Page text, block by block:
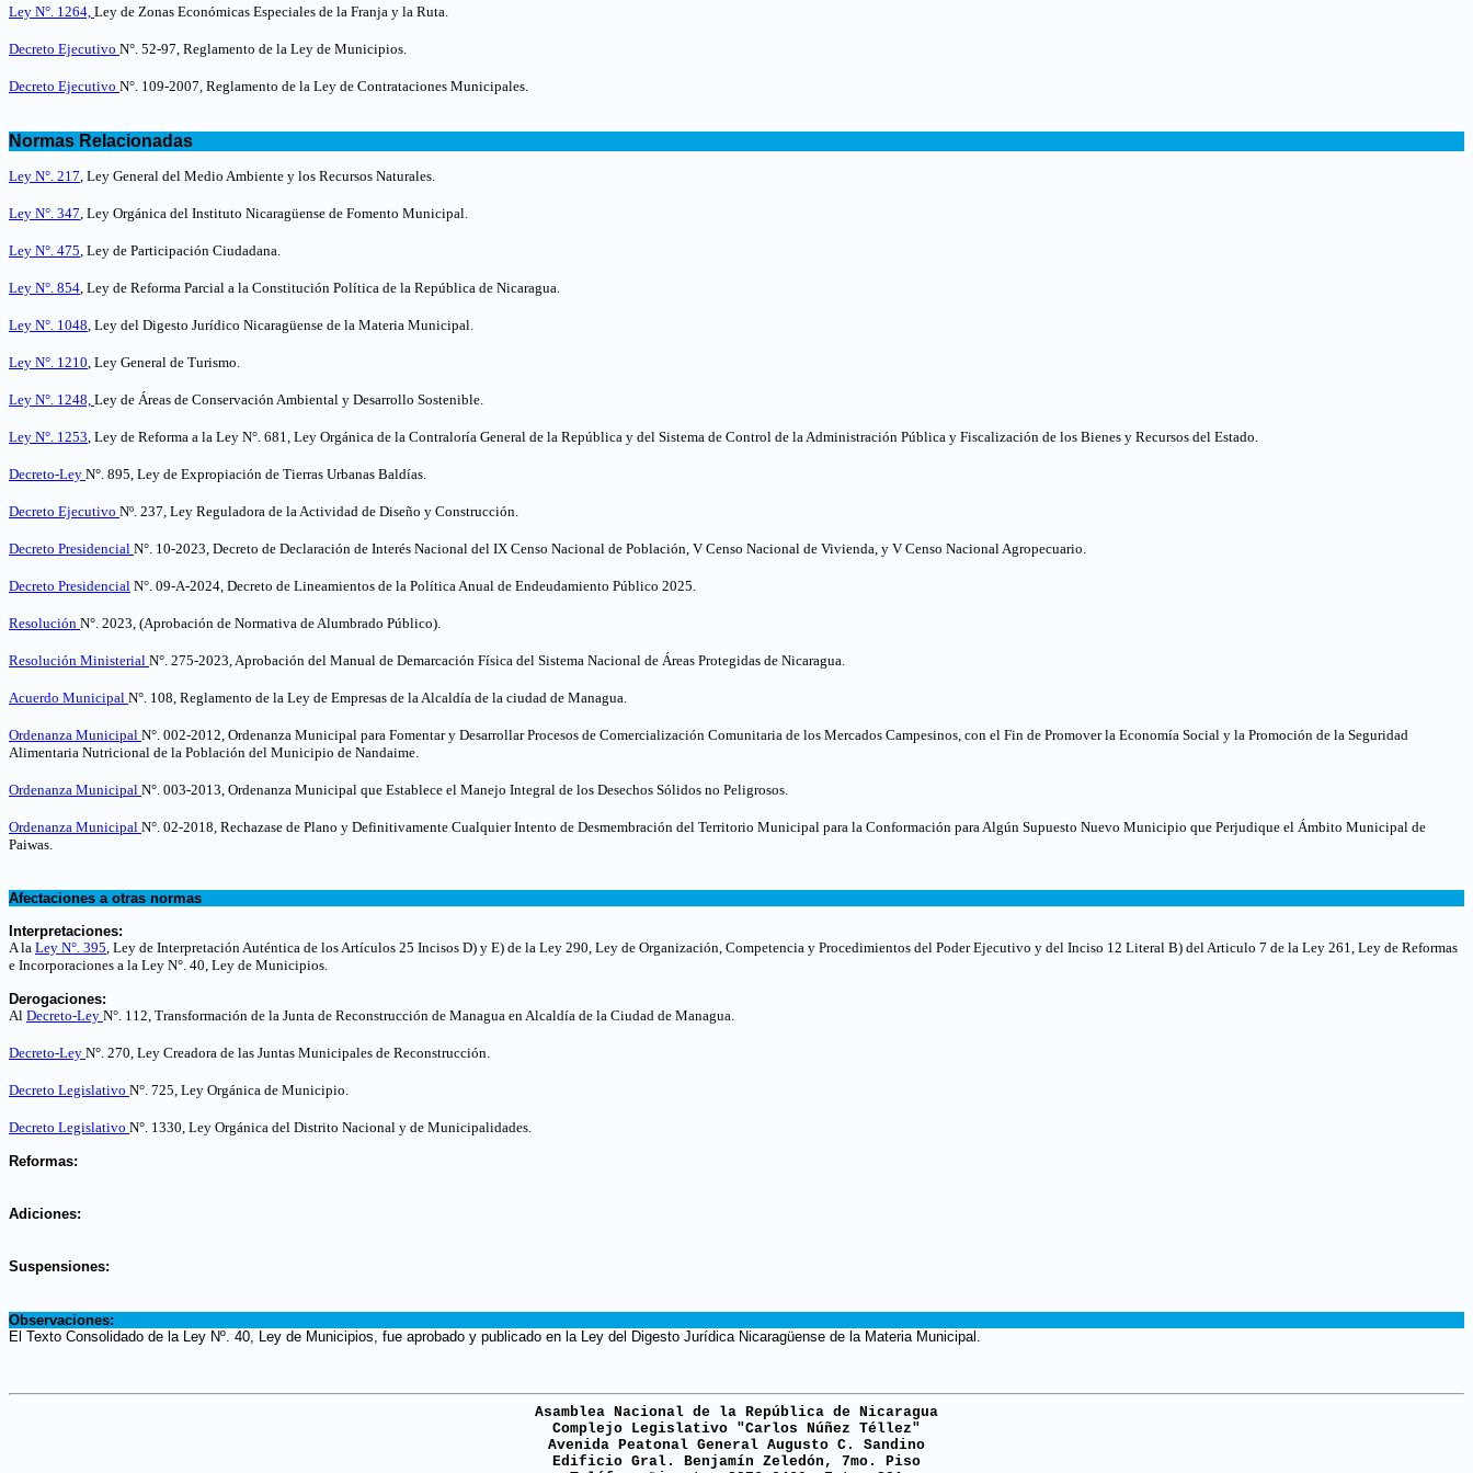
Ley N°. 1264, Ley de Zonas Económicas Especiales de la Franja y la Ruta.
Decreto Ejecutivo N°. 52-97, Reglamento de la Ley de Municipios.
Decreto Ejecutivo N°. 109-2007, Reglamento de la Ley de Contrataciones Municipales.
Normas Relacionadas
Ley N°. 217, Ley General del Medio Ambiente y los Recursos Naturales.
Ley N°. 347, Ley Orgánica del Instituto Nicaragüense de Fomento Municipal.
Ley N°. 475, Ley de Participación Ciudadana.
Ley N°. 854, Ley de Reforma Parcial a la Constitución Política de la República de Nicaragua.
Ley N°. 1048, Ley del Digesto Jurídico Nicaragüense de la Materia Municipal.
Ley N°. 1210, Ley General de Turismo.
Ley N°. 1248, Ley de Áreas de Conservación Ambiental y Desarrollo Sostenible.
Ley N°. 1253, Ley de Reforma a la Ley N°. 681, Ley Orgánica de la Contraloría General de la República y del Sistema de Control de la Administración Pública y Fiscalización de los Bienes y Recursos del Estado.
Decreto-Ley N°. 895, Ley de Expropiación de Tierras Urbanas Baldías.
Decreto Ejecutivo Nº. 237, Ley Reguladora de la Actividad de Diseño y Construcción.
Decreto Presidencial N°. 10-2023, Decreto de Declaración de Interés Nacional del IX Censo Nacional de Población, V Censo Nacional de Vivienda, y V Censo Nacional Agropecuario.
Decreto Presidencial N°. 09-A-2024, Decreto de Lineamientos de la Política Anual de Endeudamiento Público 2025.
Resolución N°. 2023, (Aprobación de Normativa de Alumbrado Público).
Resolución Ministerial N°. 275-2023, Aprobación del Manual de Demarcación Física del Sistema Nacional de Áreas Protegidas de Nicaragua.
Acuerdo Municipal N°. 108, Reglamento de la Ley de Empresas de la Alcaldía de la ciudad de Managua.
Ordenanza Municipal N°. 002-2012, Ordenanza Municipal para Fomentar y Desarrollar Procesos de Comercialización Comunitaria de los Mercados Campesinos, con el Fin de Promover la Economía Social y la Promoción de la Seguridad
Alimentaria Nutricional de la Población del Municipio de Nandaime.
Ordenanza Municipal N°. 003-2013, Ordenanza Municipal que Establece el Manejo Integral de los Desechos Sólidos no Peligrosos.
Ordenanza Municipal N°. 02-2018, Rechazase de Plano y Definitivamente Cualquier Intento de Desmembración del Territorio Municipal para la Conformación para Algún Supuesto Nuevo Municipio que Perjudique el Ámbito Municipal de
Paiwas.
Afectaciones a otras normas
Interpretaciones:
A la Ley N°. 395, Ley de Interpretación Auténtica de los Artículos 25 Incisos D) y E) de la Ley 290, Ley de Organización, Competencia y Procedimientos del Poder Ejecutivo y del Inciso 12 Literal B) del Articulo 7 de la Ley 261, Ley de Reformas
e Incorporaciones a la Ley N°. 40, Ley de Municipios.
Derogaciones:
Al Decreto-Ley N°. 112, Transformación de la Junta de Reconstrucción de Managua en Alcaldía de la Ciudad de Managua.
Decreto-Ley N°. 270, Ley Creadora de las Juntas Municipales de Reconstrucción.
Decreto Legislativo N°. 725, Ley Orgánica de Municipio.
Decreto Legislativo N°. 1330, Ley Orgánica del Distrito Nacional y de Municipalidades.
Reformas:
Adiciones:
Suspensiones:
Observaciones:
El Texto Consolidado de la Ley Nº. 40, Ley de Municipios, fue aprobado y publicado en la Ley del Digesto Jurídica Nicaragüense de la Materia Municipal.
Asamblea Nacional de la República de Nicaragua
Complejo Legislativo "Carlos Núñez Téllez"
Avenida Peatonal General Augusto C. Sandino
Edificio Gral. Benjamín Zeledón, 7mo. Piso